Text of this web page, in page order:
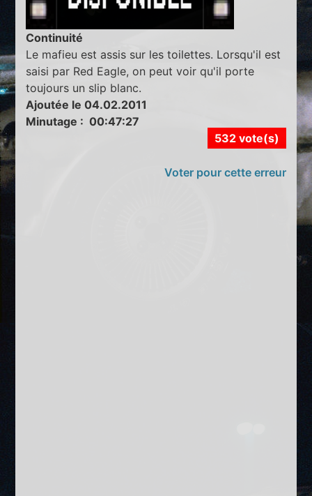
Continuité
Le mafieu est assis sur les toilettes. Lorsqu'il est
saisi par Red Eagle, on peut voir qu'il porte
toujours un slip blanc.
Ajoutée le 04.02.2011
Minutage : 00:47:27
532 vote(s)
Voter pour cette erreur